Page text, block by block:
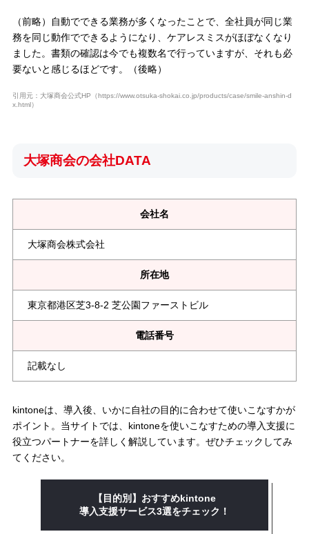
（前略）自動でできる業務が多くなったことで、全社員が同じ業
務を同じ動作でできるようになり、ケアレスミスがほぼなくなり
ました。書類の確認は今でも複数名で行っていますが、それも必
要ないと感じるほどです。（後略）
引用元：大塚商会公式HP（https://www.otsuka-shokai.co.jp/products/case/smile-anshin-d
x.html）
大塚商会の会社DATA
会社名
大塚商会株式会社
所在地
東京都港区芝3-8-2 芝公園ファーストビル
電話番号
記載なし
kintoneは、導入後、いかに自社の目的に合わせて使いこなすかが
ポイント。当サイトでは、kintoneを使いこなすための導入支援に
役立つパートナーを詳しく解説しています。ぜひチェックしてみ
てください。
【目的別】おすすめkintone
導入支援サービス3選をチェック！